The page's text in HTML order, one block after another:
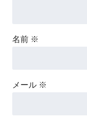
名前 ※
メール ※